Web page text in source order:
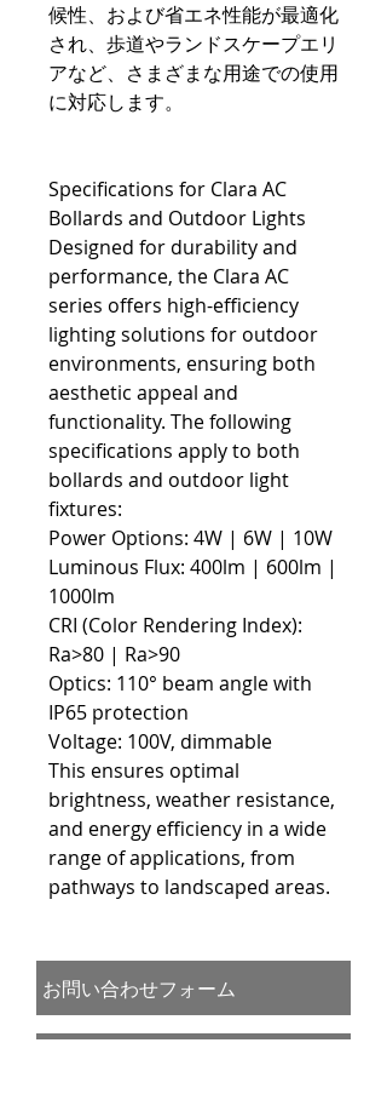
候性、および省エネ性能が最適化
され、歩道やランドスケープエリ
アなど、さまざまな用途での使用
に対応します。
Specifications for Clara AC
Bollards and Outdoor Lights
Designed for durability and
performance, the Clara AC
series offers high-efficiency
lighting solutions for outdoor
environments, ensuring both
aesthetic appeal and
functionality. The following
specifications apply to both
bollards and outdoor light
fixtures:
Power Options: 4W | 6W | 10W
Luminous Flux: 400lm | 600lm |
1000lm
CRI (Color Rendering Index):
Ra>80 | Ra>90
Optics: 110° beam angle with
IP65 protection
Voltage: 100V, dimmable
This ensures optimal
brightness, weather resistance,
and energy efficiency in a wide
range of applications, from
pathways to landscaped areas.